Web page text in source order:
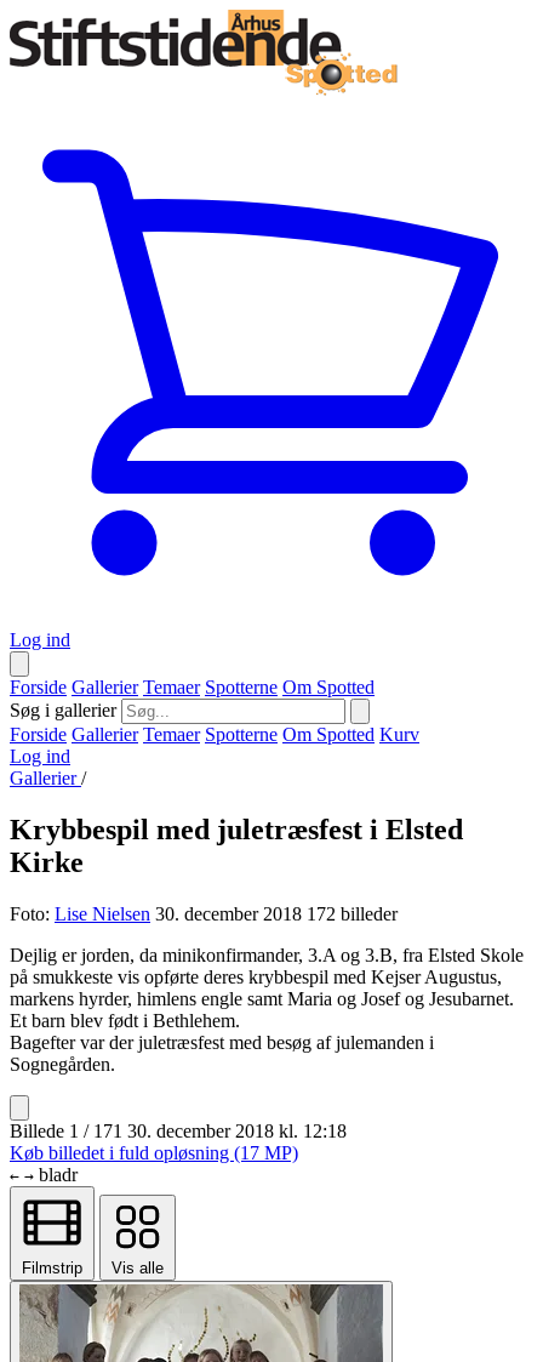
Log ind
Forside Gallerier Temaer Spotterne Om Spotted
Søg i gallerier
Forside Gallerier Temaer Spotterne Om Spotted Kurv
Log ind
Gallerier/
Krybbespil med juletræsfest i Elsted
Kirke
Foto: Lise Nielsen 30. december 2018 172 billeder
Dejlig er jorden, da minikonfirmander, 3.A og 3.B, fra Elsted Skole
på smukkeste vis opførte deres krybbespil med Kejser Augustus,
markens hyrder, himlens engle samt Maria og Josef og Jesubarnet.
Et barn blev født i Bethlehem.
Bagefter var der juletræsfest med besøg af julemanden i
Sognegården.
Billede 1 / 171 30. december 2018 kl. 12:18
Køb billedet i fuld opløsning (17 MP)
← → bladr
Filmstrip Vis alle